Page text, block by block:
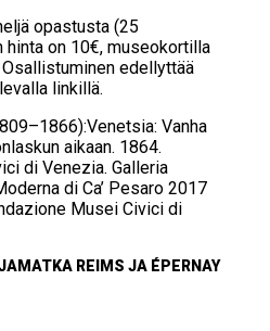
opastusta (25
hinta on 10€, museokortilla
edellyttää
linkillä.
Vanha
aikaan. 1864.
di Venezia. Galleria
di Ca’ Pesaro 2017
Musei Civici di
REIMS JA ÉPER­NAY